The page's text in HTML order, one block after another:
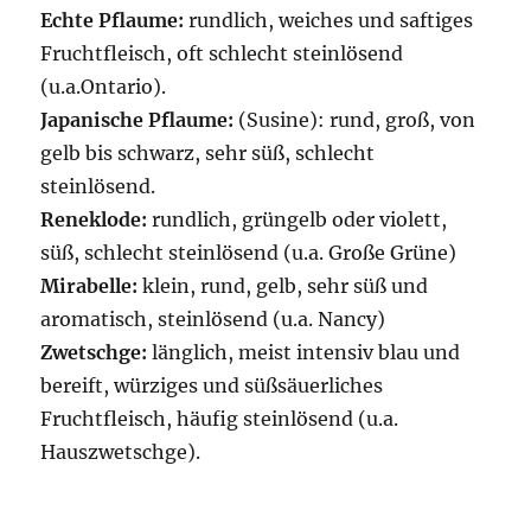
Echte Pflaume: rundlich, weiches und saftiges
Fruchtfleisch, oft schlecht steinlösend
(u.a.Ontario).
Japanische Pflaume: (Susine): rund, groß, von
gelb bis schwarz, sehr süß, schlecht
steinlösend.
Reneklode: rundlich, grüngelb oder violett,
süß, schlecht steinlösend (u.a. Große Grüne)
Mirabelle: klein, rund, gelb, sehr süß und
aromatisch, steinlösend (u.a. Nancy)
Zwetschge: länglich, meist intensiv blau und
bereift, würziges und süßsäuerliches
Fruchtfleisch, häufig steinlösend (u.a.
Hauszwetschge).